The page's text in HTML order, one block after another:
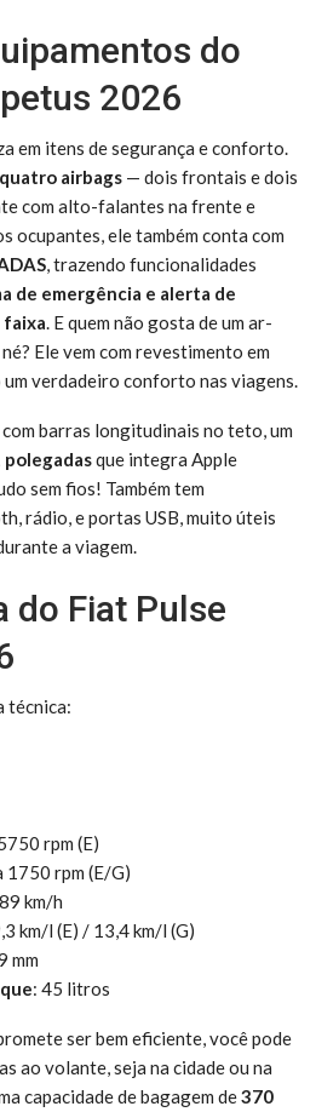
do
2026
em itens de segurança e conforto.
quatro airbags — dois frontais e dois
com alto-falantes na frente e
ocupantes, ele também conta com
, trazendo funcionalidades
de emergência e alerta de
faixa. E quem não gosta de um ar-
Ele vem com revestimento em
um verdadeiro conforto nas viagens.
com barras longitudinais no teto, um
polegadasque integra Apple
sem fios! Também tem
rádio, e portas USB, muito úteis
a viagem.
do Fiat Pulse
técnica:
rpm (E)
1750 rpm (E/G)
km/h
km/l (E) / 13,4 km/l (G)
mm
: 45 litros
ser bem eficiente, você pode
ao volante, seja na cidade ou na
capacidade de bagagem de370